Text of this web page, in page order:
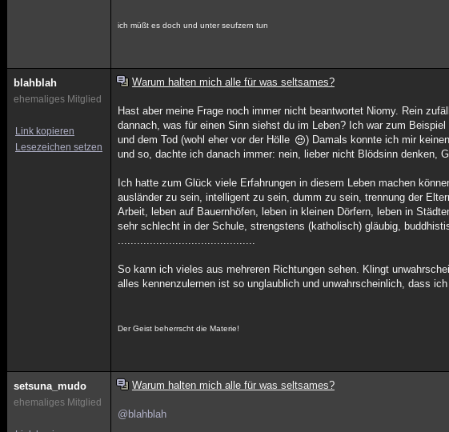
ich müßt es doch und unter seufzern tun
blahblah
ehemaliges Mitglied
Link kopieren
Lesezeichen setzen
Warum halten mich alle für was seltsames?
Hast aber meine Frage noch immer nicht beantwortet Niomy. Rein
dannach, was für einen Sinn siehst du im Leben? Ich war zum
und dem Tod (wohl eher vor der Hölle
) Damals konnte ich mir
und so, dachte ich danach immer: nein, lieber nicht Blödsinn denken,
Ich hatte zum Glück viele Erfahrungen in diesem Leben machen
ausländer zu sein, intelligent zu sein, dumm zu sein, trennung der
Arbeit, leben auf Bauernhöfen, leben in kleinen Dörfern, leben in
sehr schlecht in der Schule, strengstens (katholisch) gläubig,
...........................................
So kann ich vieles aus mehreren Richtungen sehen. Klingt
alles kennenzulernen ist so unglaublich und unwahrscheinlich, dass
Der Geist beherrscht die Materie!
setsuna_mudo
ehemaliges Mitglied
Warum halten mich alle für was seltsames?
@blahblah